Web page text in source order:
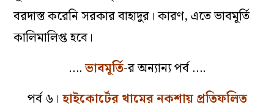
বরদাস্ত করেনি সরকার বাহাদুর। কারণ, এতে ভাবমূর্তি
কালিমালিপ্ত হবে।
….ভাবমূর্তি-র অন্যান্য পর্ব ….
পর্ব ৬।হাইকোর্টের থামের নকশায় প্রতিফলিত